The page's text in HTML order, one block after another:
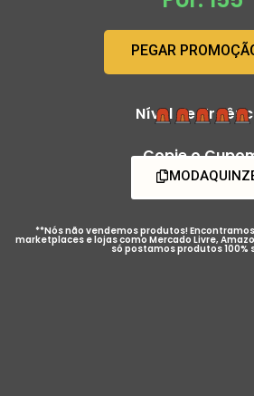
PEGAR
Nível de
Copie o
**Nós não vendemos produtos!
marketplaces e lojas como Mercado Livre,
só postamos produtos 100%